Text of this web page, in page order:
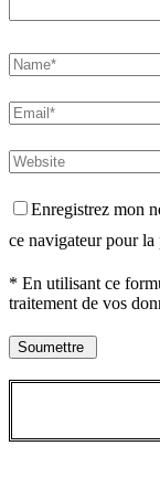
Enregistrez mon
ce navigateur pour
* En utilisant ce
traitement de vos